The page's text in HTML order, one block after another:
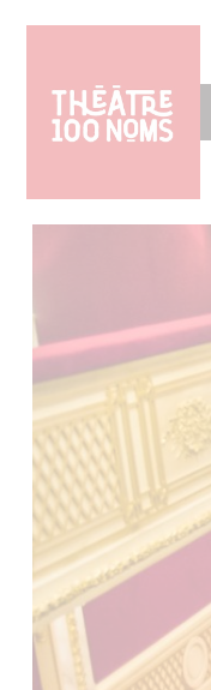
Aller
Aller au